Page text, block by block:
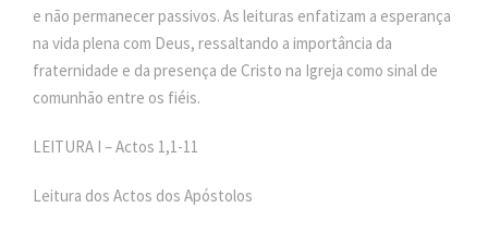
e não permanecer passivos. As leituras enfatizam a esperança
na vida plena com Deus, ressaltando a importância da
fraternidade e da presença de Cristo na Igreja como sinal de
comunhão entre os fiéis.
LEITURA I – Actos 1,1-11
Leitura dos Actos dos Apóstolos